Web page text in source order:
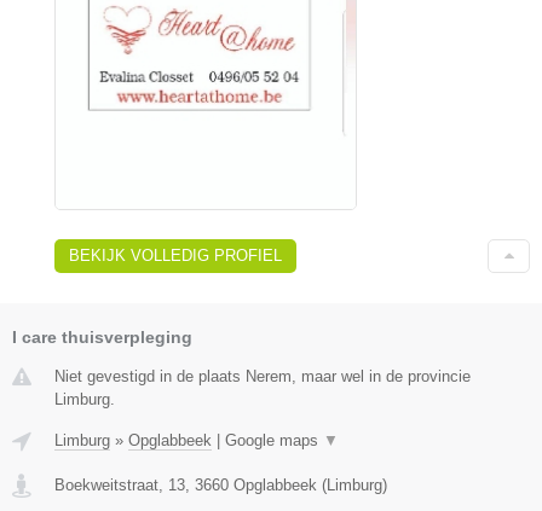
BEKIJK VOLLEDIG PROFIEL
I care thuisverpleging
Niet gevestigd in de plaats Nerem, maar wel in de provincie
Limburg.
Limburg » Opglabbeek Google maps ▼
Boekweitstraat, 13, 3660 Opglabbeek (Limburg)